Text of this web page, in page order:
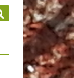
Zoeken